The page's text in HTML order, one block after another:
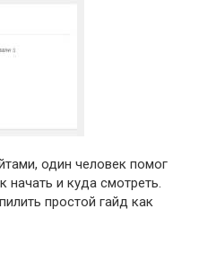
один человек помог
начать и куда смотреть.
простой гайд как